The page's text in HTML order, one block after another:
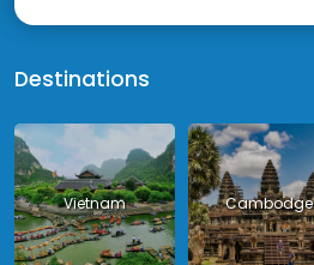
Destinations
Vietnam Cambodge